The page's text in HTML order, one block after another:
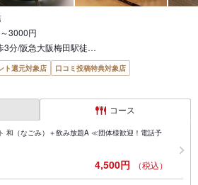
3000円
3分/阪急大阪梅田駅徒…
ト還元対象店
口コミ投稿特典対象店
コース
和（なごみ）＋飲み放題A ≪団体様歓迎！電話予
4,500円 （税込）